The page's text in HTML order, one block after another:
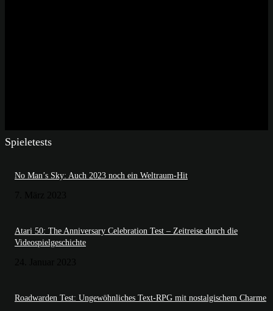
Spieletests
No Man’s Sky: Auch 2023 noch ein Weltraum-Hit
Atari 50: The Anniversary Celebration Test – Zeitreise durch die
Videospielgeschichte
Roadwarden Test: Ungewöhnliches Text-RPG mit nostalgischem Charme